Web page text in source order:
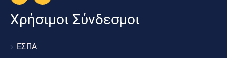
Χρήσιμοι Σύνδεσμοι
ΕΣΠΑ